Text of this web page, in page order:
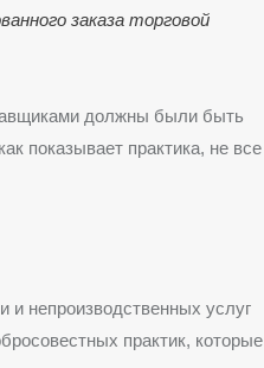
заказа торговой
должны были быть
показывает практика, не все
и непроизводственных услуг
практик, которые